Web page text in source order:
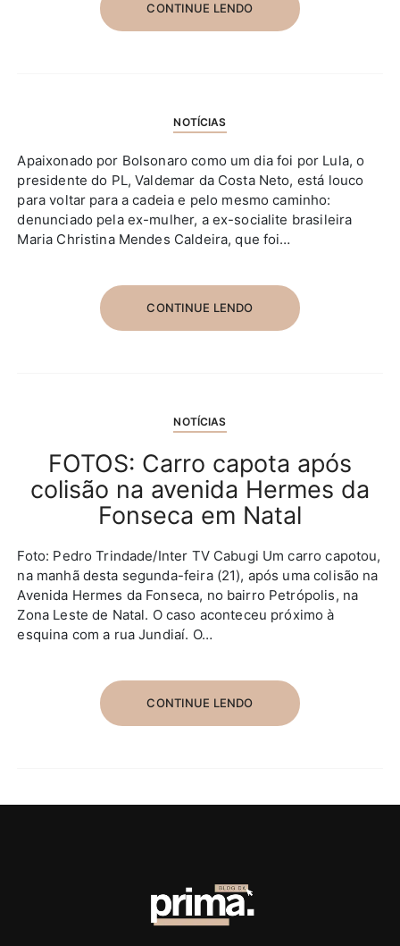
CONTINUE LENDO
NOTÍCIAS
Apaixonado por Bolsonaro como um dia foi por Lula, o
presidente do PL, Valdemar da Costa Neto, está louco
para voltar para a cadeia e pelo mesmo caminho:
denunciado pela ex-mulher, a ex-socialite brasileira
Maria Christina Mendes Caldeira, que foi…
CONTINUE LENDO
NOTÍCIAS
FOTOS: Carro capota após
colisão na avenida Hermes da
Fonseca em Natal
Foto: Pedro Trindade/Inter TV Cabugi Um carro capotou,
na manhã desta segunda-feira (21), após uma colisão na
Avenida Hermes da Fonseca, no bairro Petrópolis, na
Zona Leste de Natal. O caso aconteceu próximo à
esquina com a rua Jundiaí. O…
CONTINUE LENDO